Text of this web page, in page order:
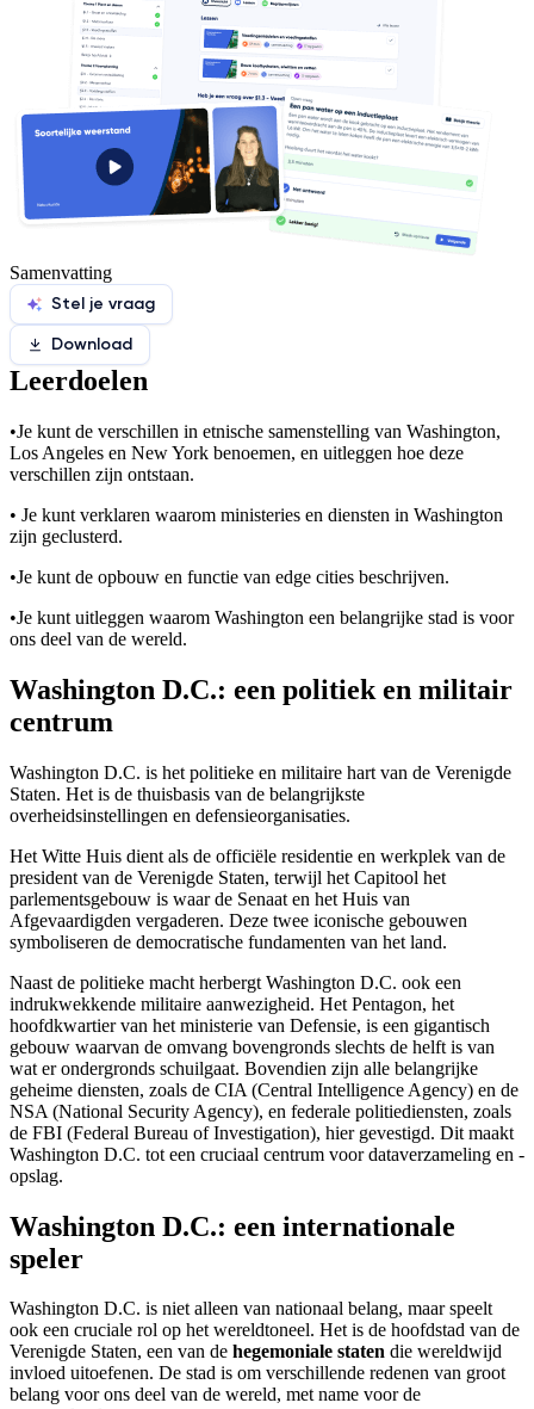
Samenvatting
Stel je vraag
Download
Leerdoelen
•Je kunt de verschillen in etnische samenstelling van Washington,
Los Angeles en New York benoemen, en uitleggen hoe deze
verschillen zijn ontstaan.
• Je kunt verklaren waarom ministeries en diensten in Washington
zijn geclusterd.
•Je kunt de opbouw en functie van edge cities beschrijven.
•Je kunt uitleggen waarom Washington een belangrijke stad is voor
ons deel van de wereld.
Washington D.C.: een politiek en militair
centrum
Washington D.C. is het politieke en militaire hart van de Verenigde
Staten. Het is de thuisbasis van de belangrijkste
overheidsinstellingen en defensieorganisaties.
Het Witte Huis dient als de officiële residentie en werkplek van de
president van de Verenigde Staten, terwijl het Capitool het
parlementsgebouw is waar de Senaat en het Huis van
Afgevaardigden vergaderen. Deze twee iconische gebouwen
symboliseren de democratische fundamenten van het land.
Naast de politieke macht herbergt Washington D.C. ook een
indrukwekkende militaire aanwezigheid. Het Pentagon, het
hoofdkwartier van het ministerie van Defensie, is een gigantisch
gebouw waarvan de omvang bovengronds slechts de helft is van
wat er ondergronds schuilgaat. Bovendien zijn alle belangrijke
geheime diensten, zoals de CIA (Central Intelligence Agency) en de
NSA (National Security Agency), en federale politiediensten, zoals
de FBI (Federal Bureau of Investigation), hier gevestigd. Dit maakt
Washington D.C. tot een cruciaal centrum voor dataverzameling en -
opslag.
Washington D.C.: een internationale
speler
Washington D.C. is niet alleen van nationaal belang, maar speelt
ook een cruciale rol op het wereldtoneel. Het is de hoofdstad van de
Verenigde Staten, een van de hegemoniale staten die wereldwijd
invloed uitoefenen. De stad is om verschillende redenen van groot
belang voor ons deel van de wereld, met name voor de